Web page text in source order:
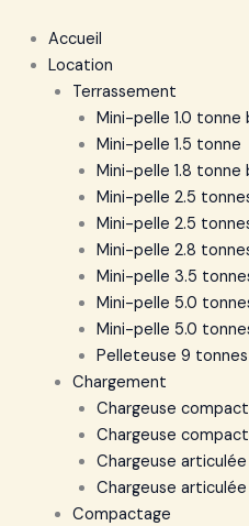
Accueil
Location
Terrassement
Mini-pelle 1.0 tonne
Mini-pelle 1.5 tonne
Mini-pelle 1.8 tonne
Mini-pelle 2.5
Mini-pelle 2.5
Mini-pelle 2.8
Mini-pelle 3.5
Mini-pelle 5.0
Mini-pelle 5.0
Pelleteuse 9 tonnes
Chargement
Chargeuse
Chargeuse
Chargeuse
Chargeuse
Compactage